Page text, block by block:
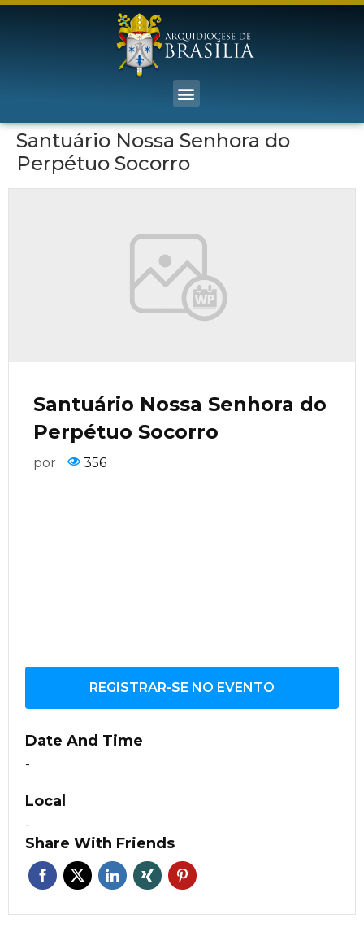
Santuário Nossa Senhora do
Perpétuo Socorro
Santuário Nossa Senhora do
Perpétuo Socorro
por 356
REGISTRAR-SE NO EVENTO
Date And Time
-
Local
-
Share With Friends